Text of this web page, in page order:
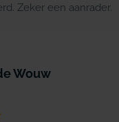
Zeker een aanrader.
Wouw